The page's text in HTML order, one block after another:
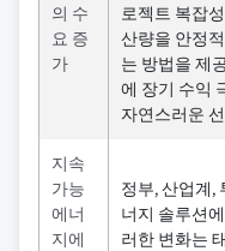
의 수
요 증
가
로젝트 복잡
산량을 안정
는 방법을 제
에 장기 수익
자연스러운
지속
가능
에너
지에
정부, 산업계,
너지 솔루션
러한 변화는